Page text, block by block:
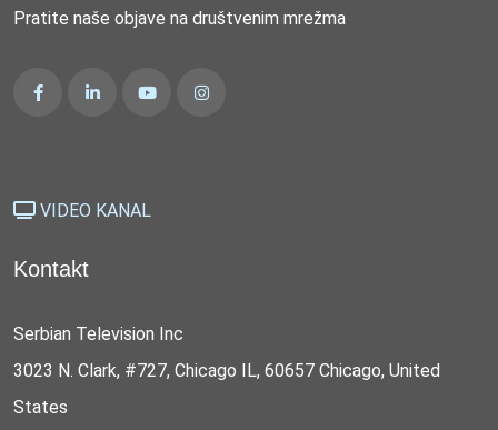
Pratite naše objave na društvenim mrežma
VIDEO KANAL
Kontakt
Serbian Television Inc
3023 N. Clark, #727, Chicago IL, 60657 Chicago, United
States